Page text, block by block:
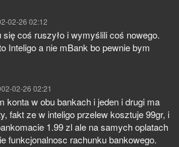
02-26 02:12
się coś ruszyło i wymyślili coś nowego.
Inteligo a nie mBank bo pewnie bym
02-26 02:21
konta w obu bankach i jeden i drugi ma
fakt ze w inteligo przelew kosztuje 99gr, i
1.99 zl ale na samych oplatach
funkcjonalnosc rachunku bankowego.